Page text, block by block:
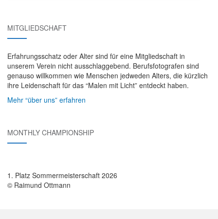
MITGLIEDSCHAFT
Erfahrungsschatz oder Alter sind für eine Mitgliedschaft in
unserem Verein nicht ausschlaggebend. Berufsfotografen sind
genauso willkommen wie Menschen jedweden Alters, die kürzlich
ihre Leidenschaft für das “Malen mit Licht” entdeckt haben.
Mehr “über uns” erfahren
MONTHLY CHAMPIONSHIP
1. Platz Sommermeisterschaft 2026
© Raimund Ottmann